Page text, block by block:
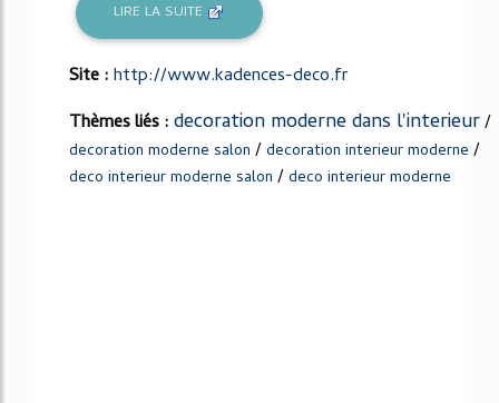
LIRE LA SUITE
Site :http://www.kadences-deco.fr
Thèmes liés :decoration moderne dans l'interieur/
decoration moderne salon /decoration interieur moderne /
deco interieur moderne salon /deco interieur moderne